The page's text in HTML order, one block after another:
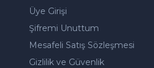
Üye Girişi
Şifremi Unuttum
Mesafeli Satış Sözleşmesi
Gizlilik ve Güvenlik